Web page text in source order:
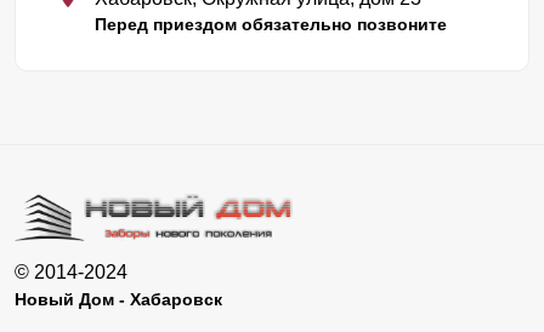
Перед приездом обязательно позвоните
© 2014-2024
Новый Дом - Хабаровск